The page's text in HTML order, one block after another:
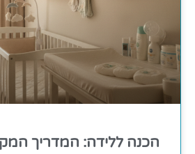
הכנה ללידה: המדריך